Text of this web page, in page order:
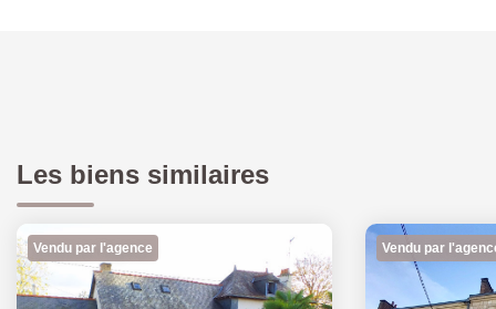
Les biens similaires
Vendu par l'agence Vendu par